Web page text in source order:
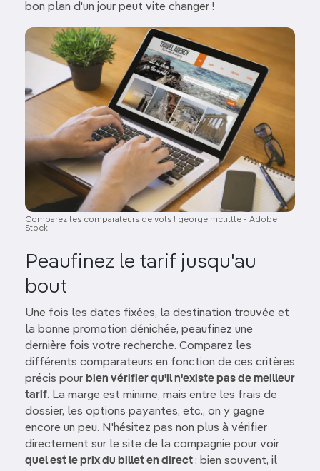
bon plan d'un jour peut vite changer !
Image
Comparez les comparateurs de vols ! georgejmclittle - Adobe
Stock
Peaufinez le tarif jusqu'au
bout
Une fois les dates fixées, la destination trouvée et
la bonne promotion dénichée, peaufinez une
dernière fois votre recherche. Comparez les
différents comparateurs en fonction de ces critères
précis pour bien vérifier qu'il n'existe pas de meilleur
tarif. La marge est minime, mais entre les frais de
dossier, les options payantes, etc., on y gagne
encore un peu. N'hésitez pas non plus à vérifier
directement sur le site de la compagnie pour voir
quel est le prix du billet en direct: bien souvent, il